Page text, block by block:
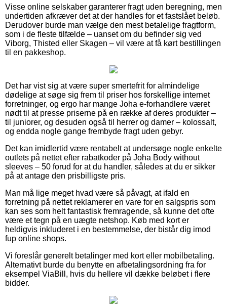
Visse online selskaber garanterer fragt uden beregning, men
undertiden afkræver det at der handles for et fastslået beløb.
Derudover burde man vælge den mest betalelige fragtform,
som i de fleste tilfælde – uanset om du befinder sig ved
Viborg, Thisted eller Skagen – vil være at få kørt bestillingen
til en pakkeshop.
Det har vist sig at være super smertefrit for almindelige
dødelige at søge sig frem til priser hos forskellige internet
forretninger, og ergo har mange Joha e-forhandlere været
nødt til at presse priserne på en række af deres produkter –
til juniorer, og desuden også til herrer og damer – kolossalt,
og endda nogle gange frembyde fragt uden gebyr.
Det kan imidlertid være rentabelt at undersøge nogle enkelte
outlets på nettet efter rabatkoder på Joha Body without
sleeves – 50 forud for at du handler, således at du er sikker
på at antage den prisbilligste pris.
Man må lige meget hvad være så påvagt, at ifald en
forretning på nettet reklamerer en vare for en salgspris som
kan ses som helt fantastisk fremragende, så kunne det ofte
være et tegn på en uægte netshop. Køb med kort er
heldigvis inkluderet i en bestemmelse, der bistår dig imod
fup online shops.
Vi foreslår generelt betalinger med kort eller mobilbetaling.
Alternativt burde du benytte en afbetalingsordning fra for
eksempel ViaBill, hvis du hellere vil dække beløbet i flere
bidder.